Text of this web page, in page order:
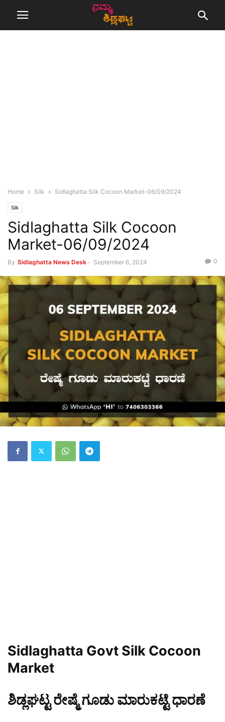
Home Silk Sidlaghatta Silk Cocoon Market-06/09/2024
Silk
Sidlaghatta Silk Cocoon
Market-06/09/2024
By Sidlaghatta News Desk - September 6, 2024 0
Sidlaghatta Govt Silk Cocoon
Market
ಶಿಡ್ಲಘಟ್ಟ ರೇಷ್ಮೆ ಗೂಡು ಮಾರುಕಟ್ಟೆ ಧಾರಣೆ